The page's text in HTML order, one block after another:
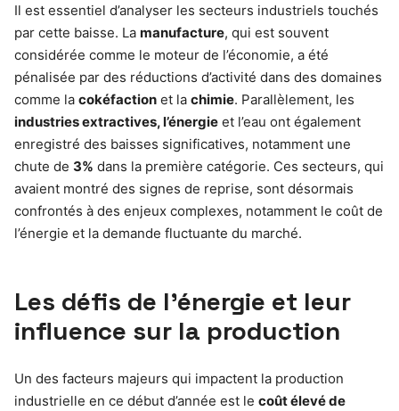
Il est essentiel d’analyser les secteurs industriels touchés
par cette baisse. La manufacture, qui est souvent
considérée comme le moteur de l’économie, a été
pénalisée par des réductions d’activité dans des domaines
comme la cokéfaction et la chimie. Parallèlement, les
industries extractives, l’énergie et l’eau ont également
enregistré des baisses significatives, notamment une
chute de 3% dans la première catégorie. Ces secteurs, qui
avaient montré des signes de reprise, sont désormais
confrontés à des enjeux complexes, notamment le coût de
l’énergie et la demande fluctuante du marché.
Les défis de l’énergie et leur
influence sur la production
Un des facteurs majeurs qui impactent la production
industrielle en ce début d’année est le coût élevé de